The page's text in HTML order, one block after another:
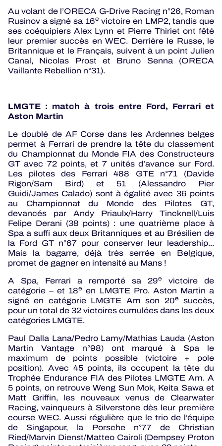
Au volant de l’ORECA G-Drive Racing n°26, Roman
Rusinov a signé sa 16e victoire en LMP2, tandis que
ses coéquipiers Alex Lynn et Pierre Thiriet ont fêté
leur premier succès en WEC. Derrière le Russe, le
Britannique et le Français, suivent à un point Julien
Canal, Nicolas Prost et Bruno Senna (ORECA
Vaillante Rebellion n°31).
LMGTE : match à trois entre Ford, Ferrari et
Aston Martin
Le doublé de AF Corse dans les Ardennes belges
permet à Ferrari de prendre la tête du classement
du Championnat du Monde FIA des Constructeurs
GT avec 72 points, et 7 unités d’avance sur Ford.
Les pilotes des Ferrari 488 GTE n°71 (Davide
Rigon/Sam Bird) et 51 (Alessandro Pier
Guidi/James Calado) sont à égalité avec 36 points
au Championnat du Monde des Pilotes GT,
devancés par Andy Priaulx/Harry Tincknell/Luis
Felipe Derani (38 points) : une quatrième place à
Spa a suffi aux deux Britanniques et au Brésilien de
la Ford GT n°67 pour conserver leur leadership...
Mais la bagarre, déjà très serrée en Belgique,
promet de gagner en intensité au Mans !
A Spa, Ferrari a remporté sa 29e
victoire de
catégorie – et 18e en LMGTE Pro. Aston Martin a
signé en catégorie LMGTE Am son 20e succès,
pour un total de 32 victoires cumulées dans les deux
catégories LMGTE.
Paul Dalla Lana/Pedro Lamy/Mathias Lauda (Aston
Martin Vantage n°98) ont marqué à Spa le
maximum de points possible (victoire + pole
position). Avec 45 points, ils occupent la tête du
Trophée Endurance FIA des Pilotes LMGTE Am. A
5 points, on retrouve Weng Sun Mok, Keita Sawa et
Matt Griffin, les nouveaux venus de Clearwater
Racing, vainqueurs à Silverstone dès leur première
course WEC. Aussi régulière que le trio de l’équipe
de Singapour, la Porsche n°77 de Christian
Ried/Marvin Dienst/Matteo Cairoli (Dempsey Proton